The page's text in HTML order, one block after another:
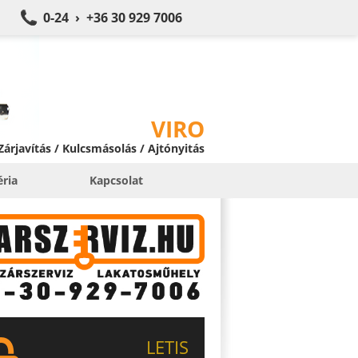
0-24 › +36 30 929 7006
VIRO
/ Kulcsmásolás / Ajtónyitás
Kapcsolat
LETIS